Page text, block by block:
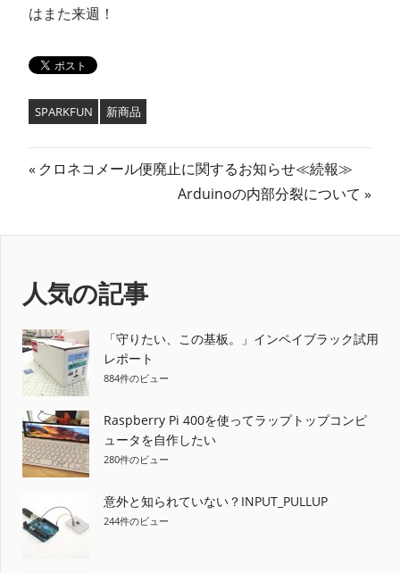
はまた来週！
SPARKFUN 新商品
投
ナ
ビ
ゲ
ー
シ
ョ
ン
前
クロネコメール便廃止に関するお知らせ≪続報≫
次
Arduinoの内部分裂について
人気の記事
「守りたい、この基板。」インペイブラック試用
レポート
884件のビュー
Raspberry Pi 400を使ってラップトップコンピ
ュータを自作したい
280件のビュー
意外と知られていない？INPUT_PULLUP
244件のビュー